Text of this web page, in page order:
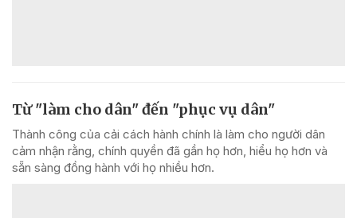
Từ "làm cho dân" đến "phục vụ dân"
Thành công của cải cách hành chính là làm cho người dân
cảm nhận rằng, chính quyền đã gần họ hơn, hiểu họ hơn và
sẵn sàng đồng hành với họ nhiều hơn.